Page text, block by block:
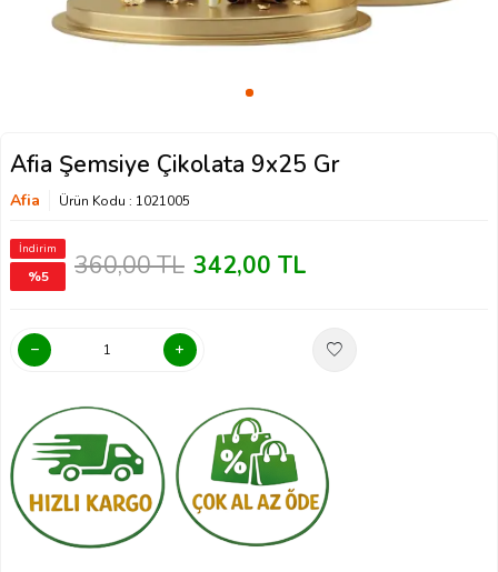
Afia Şemsiye Çikolata 9x25 Gr
Afia Ürün Kodu : 1021005
İndirim
%5 360,00TL 342,00 TL